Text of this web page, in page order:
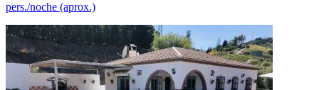
pers./noche (aprox.)